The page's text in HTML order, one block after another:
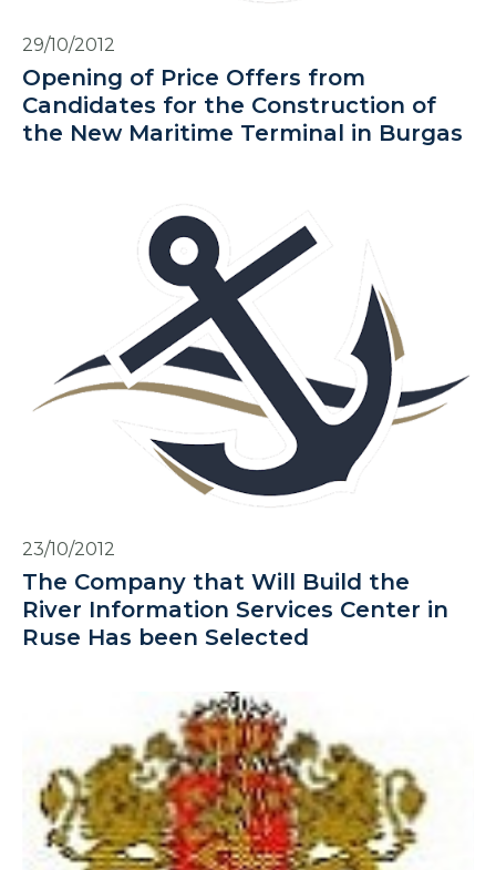
29/10/2012
Opening of Price Offers from
Candidates for the Construction of
the New Maritime Terminal in Burgas
23/10/2012
The Company that Will Build the
River Information Services Center in
Ruse Has been Selected